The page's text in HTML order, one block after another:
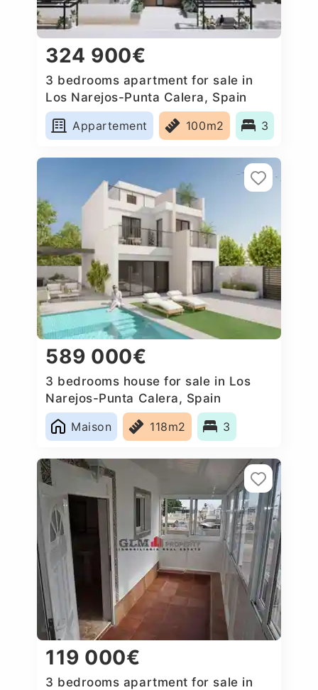
324 900€
3 bedrooms apartment for sale in
Los Narejos-Punta Calera, Spain
Appartement
100m2 3
589 000€
3 bedrooms house for sale in Los
Narejos-Punta Calera, Spain
Maison
118m2 3
119 000€
3 bedrooms apartment for sale in